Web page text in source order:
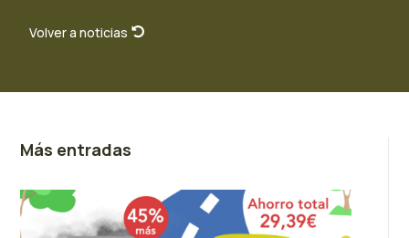
Volver a noticias
Más entradas